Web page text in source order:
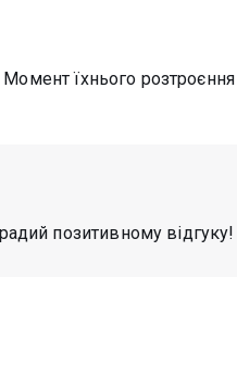
їхнього
позитивному відгуку!